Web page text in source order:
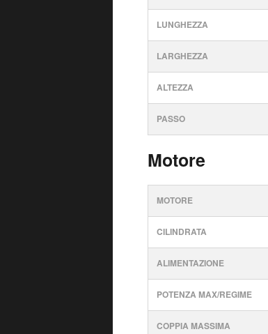
LUNGHEZZA
LARGHEZZA
ALTEZZA
PASSO
Motore
MOTORE
CILINDRATA
ALIMENTAZIONE
POTENZA MAX/REGIME
COPPIA MASSIMA